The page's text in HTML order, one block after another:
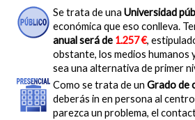
Se trata de una Universidad
económica que eso conlleva.
anual será de 1.257 €,
obstante, los medios humanos
sea una alternativa de primer
Como se trata de un Grado de
deberás in en persona al
parezca un problema, el